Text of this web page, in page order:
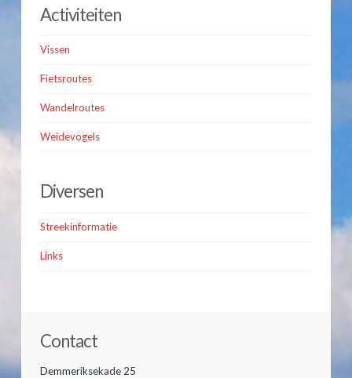
Activiteiten
Vissen
Fietsroutes
Wandelroutes
Weidevogels
Diversen
Streekinformatie
Links
Contact
Demmeriksekade 25